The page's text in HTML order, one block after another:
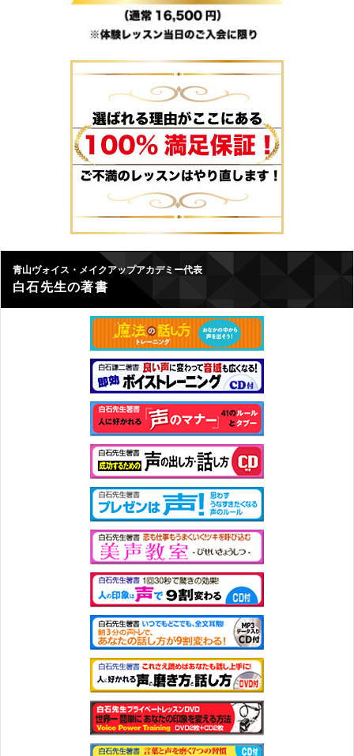
青山ヴォイス・メイクアップアカデミー代表
白石先生の著書